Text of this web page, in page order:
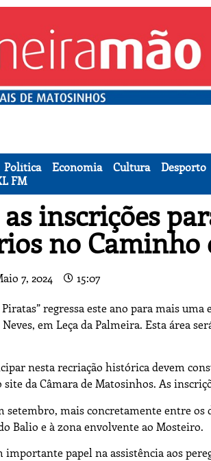
Política Economia Cultura Desporto
FM
inscrições
no Caminho
7, 2024 15:07
regressa este ano para mais
em Leça da Palmeira. Esta área
nesta recriação histórica devem
da Câmara de Matosinhos. As
mais concretamente entre os
Balio e à zona envolvente ao Mosteiro.
importante papel na assistência aos